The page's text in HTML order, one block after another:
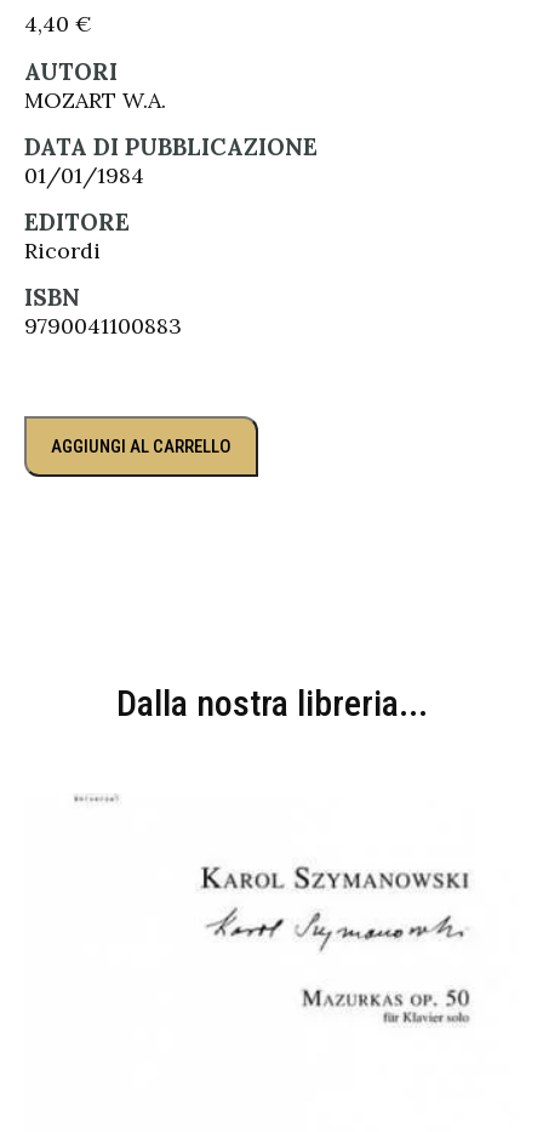
4,40 €
AUTORI
MOZART W.A.
DATA DI PUBBLICAZIONE
01/01/1984
EDITORE
Ricordi
ISBN
9790041100883
AGGIUNGI AL CARRELLO
Dalla nostra libreria...